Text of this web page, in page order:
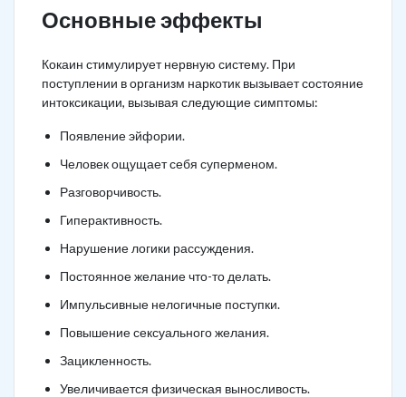
Основные эффекты
Кокаин стимулирует нервную систему. При
поступлении в организм наркотик вызывает состояние
интоксикации, вызывая следующие симптомы:
Появление эйфории.
Человек ощущает себя суперменом.
Разговорчивость.
Гиперактивность.
Нарушение логики рассуждения.
Постоянное желание что-то делать.
Импульсивные нелогичные поступки.
Повышение сексуального желания.
Зацикленность.
Увеличивается физическая выносливость.